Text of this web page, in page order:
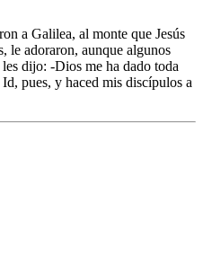
a Galilea, al monte que Jesús
le adoraron, aunque algunos
dijo: -Dios me ha dado toda
pues, y haced mis discípulos a